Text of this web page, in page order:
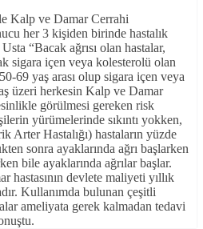
Kalp ve Damar Cerrahi
her 3 kişiden birinde hastalık
“Bacak ağrısı olan hastalar,
sigara içen veya kolesterolü olan
69 yaş arası olup sigara içen veya
üzeri herkesin Kalp ve Damar
görülmesi gereken risk
yürümelerinde sıkıntı yokken,
Arter Hastalığı) hastaların yüzde
sonra ayaklarında ağrı başlarken
bile ayaklarında ağrılar başlar.
hastasının devlete maliyeti yıllık
Kullanımda bulunan çeşitli
ameliyata gerek kalmadan tedavi